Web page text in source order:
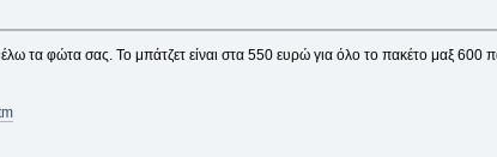
τα φώτα σας. Το μπάτζετ είναι στα 550 ευρώ για όλο το πακέτο μαξ 600